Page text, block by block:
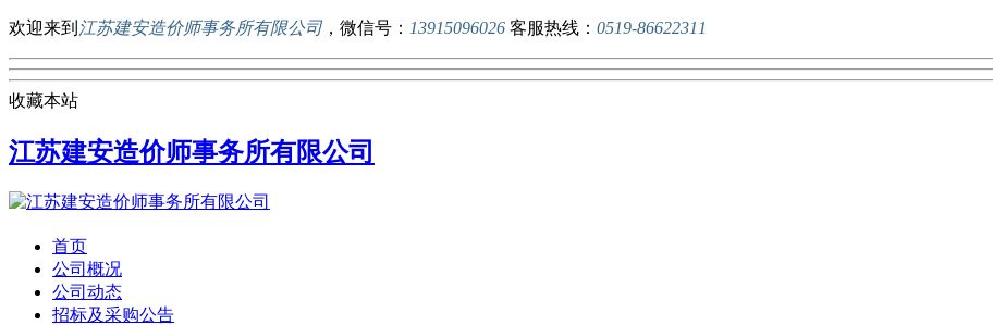
欢迎来到 江苏建安造价师事务所有限公司，微信号： 13915096026 客服热线： 0519-86622311
收藏本站
江苏建安造价师事务所有限公司
首页
公司概况
公司动态
招标及采购公告